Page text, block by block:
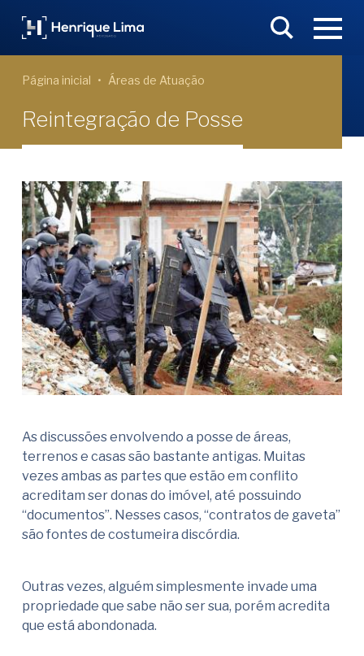
Página inicial Áreas de Atuação
Reintegração de Posse
As discussões envolvendo a posse de áreas,
terrenos e casas são bastante antigas. Muitas
vezes ambas as partes que estão em conflito
acreditam ser donas do imóvel, até possuindo
“documentos”. Nesses casos, “contratos de gaveta”
são fontes de costumeira discórdia.
Outras vezes, alguém simplesmente invade uma
propriedade que sabe não ser sua, porém acredita
que está abondonada.